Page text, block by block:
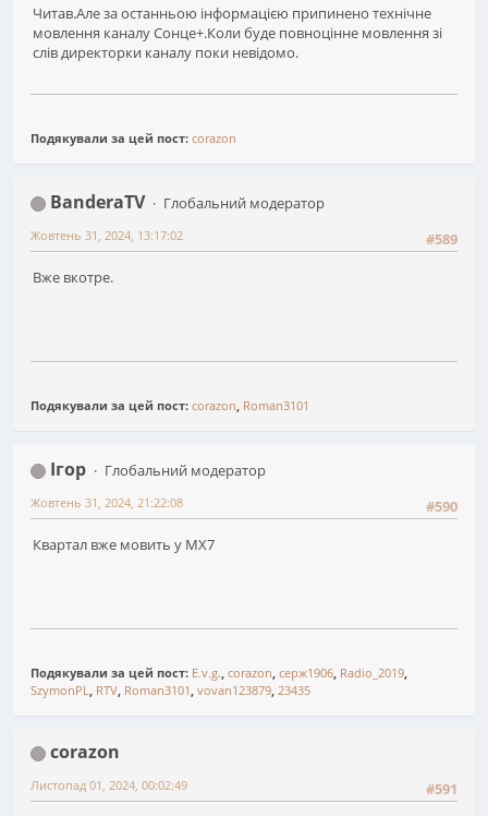
Читав.Але за останньою інформацією припинено технічне
мовлення каналу Сонце+.Коли буде повноцінне мовлення зі
слів директорки каналу поки невідомо.
Подякували за цей пост: corazon
BanderaTV
Глобальний модератор
#589
Жовтень 31, 2024, 13:17:02
Вже вкотре.
Подякували за цей пост: corazon, Roman3101
Ігор
Глобальний модератор
#590
Жовтень 31, 2024, 21:22:08
Квартал вже мовить у МХ7
Подякували за цей пост: E.v.g., corazon, серж1906, Radio_2019,
SzymonPL, RTV, Roman3101, vovan123879, 23435
corazon
#591
Листопад 01, 2024, 00:02:49